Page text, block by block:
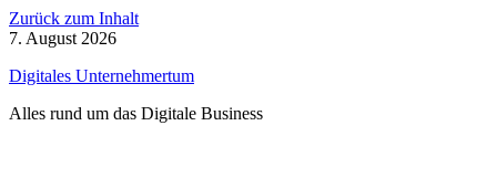
Zurück zum Inhalt
7. August 2026
Digitales Unternehmertum
Alles rund um das Digitale Business